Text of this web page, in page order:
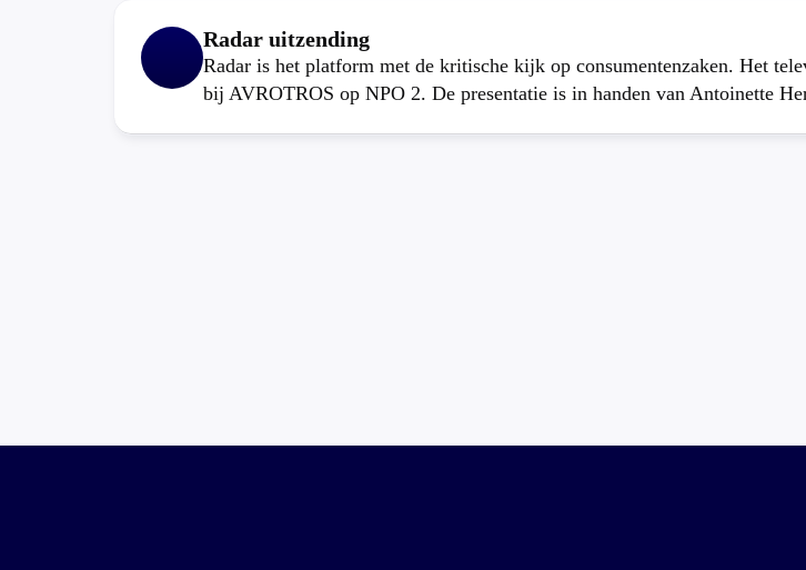
Radar uitzending
Radar is het platform met de kritische kijk op consumentenzaken. Het
bij AVROTROS op NPO 2. De presentatie is in handen van Antoinette